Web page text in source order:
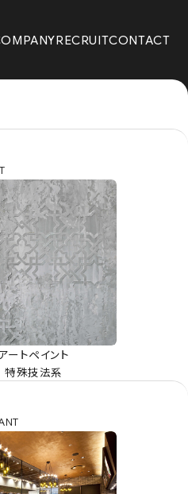
RECRUITCONTACT
ートペイント
特殊技法系